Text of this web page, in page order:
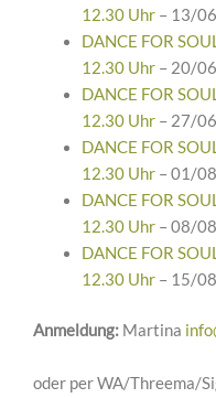
12.30 Uhr– 13/
DANCE FOR
12.30 Uhr– 20/
DANCE FOR
12.30 Uhr– 27/
DANCE FOR
12.30 Uhr– 01/
DANCE FOR
12.30 Uhr– 08/
DANCE FOR
12.30 Uhr– 15/
Anmeldung: Martina
oder per WA/Threema/